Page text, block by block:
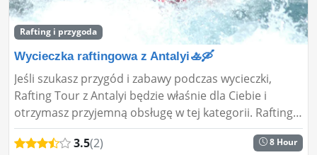
Rafting i przygoda
Wycieczka raftingowa z Antalyi🚣🛶
Jeśli szukasz przygód i zabawy podczas wycieczki,
Rafting Tour z Antalyi będzie właśnie dla Ciebie i
otrzymasz przyjemną obsługę w tej kategorii. Rafting
jest jednym z ulubionych sportów ostatnich czasów i
jest...
3.5(2) 8 Hour